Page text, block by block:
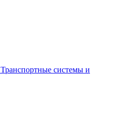
Транспортные системы и